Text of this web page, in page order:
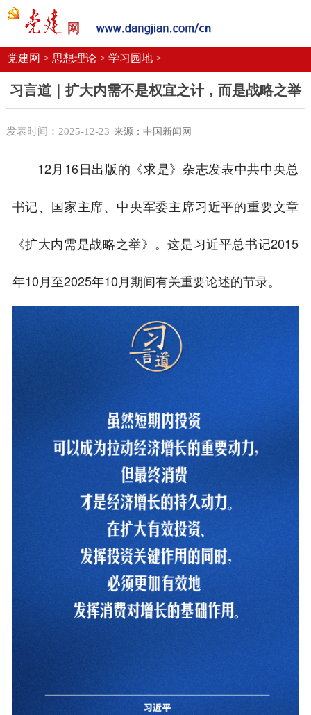
党建要闻
机关党建
校园党建 企业党建
党建网 > 思想理论 > 学习园地 >
习言道｜扩大内需不是权宜之计，而是战略之举
发表时间：2025-12-23 来源：中国新闻网
12月16日出版的《求是》杂志发表中共中央总
书记、国家主席、中央军委主席习近平的重要文章
《扩大内需是战略之举》。这是习近平总书记2015
年10月至2025年10月期间有关重要论述的节录。